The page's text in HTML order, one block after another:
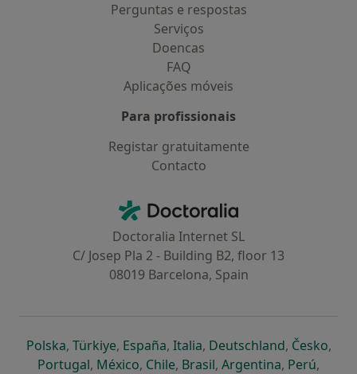
Perguntas e respostas
Serviços
Doencas
FAQ
Aplicações móveis
Para profissionais
Registar gratuitamente
Contacto
Doctoralia - Homepage
Doctoralia Internet SL
C/ Josep Pla 2 - Building B2, floor 13
08019 Barcelona, Spain
Polskaabre num novo separador
, Türkiyeabre num novo separador
, Españaabre num novo separador
, Italiaabre num novo
, Deutschlandabre num
, Česko,
Portugalabre num novo separador
, Méxicoabre num novo separador
, Chileabre num novo separador
, Brasilabre num novo
, Argentinaabre num
, Perúabre
,